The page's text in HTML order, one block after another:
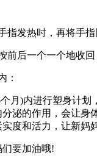
发热时，再将手
后一个一个地收
：
月)内进行塑身计
泌的作用，会让
度和活力，让新妈
要加油哦!